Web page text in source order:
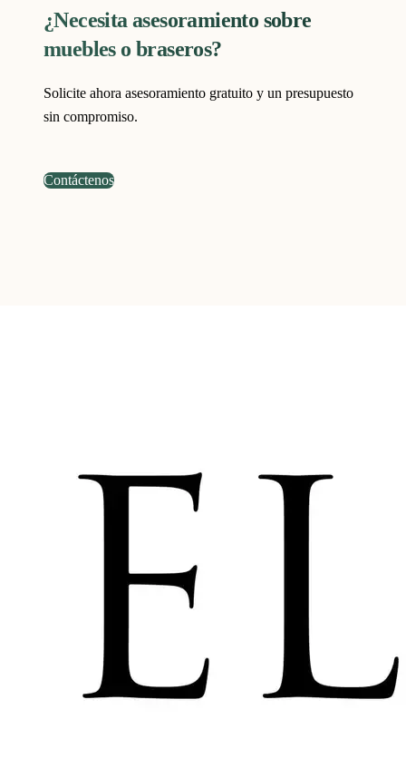
¿Necesita asesoramiento sobre
muebles o braseros?
Solicite ahora asesoramiento gratuito y un presupuesto
sin compromiso.
Contáctenos